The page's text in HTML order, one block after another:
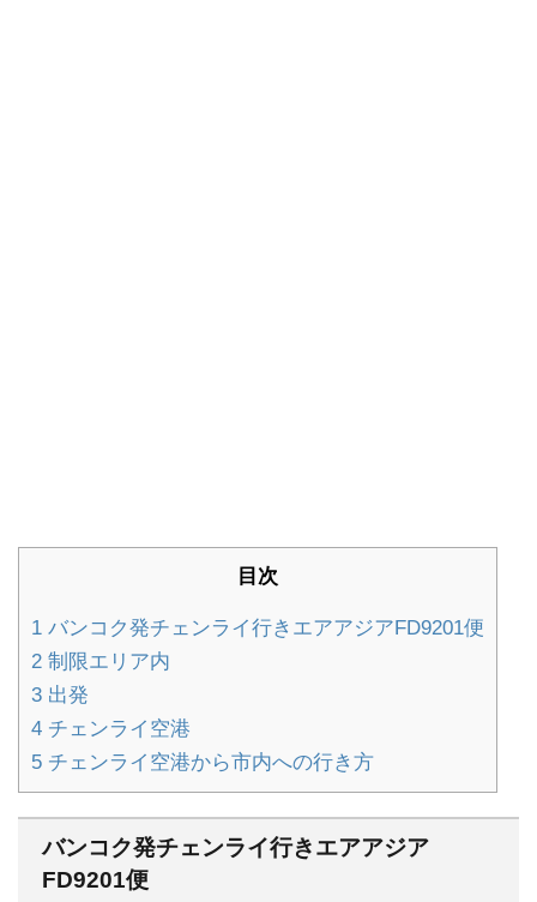
目次
1 バンコク発チェンライ行きエアアジアFD9201便
2 制限エリア内
3 出発
4 チェンライ空港
5 チェンライ空港から市内への行き方
バンコク発チェンライ行きエアアジア
FD9201便